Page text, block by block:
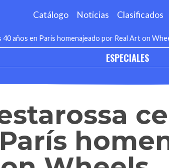
Catálogo Noticias Clasificados
años en París homenajeado por Real Art on
ESPECIALES